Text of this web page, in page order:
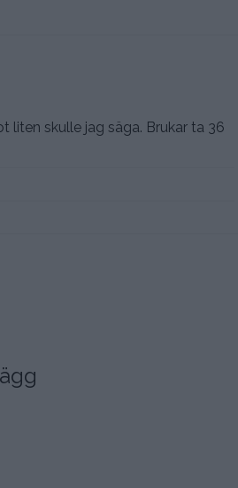
liten skulle jag säga. Brukar ta 36